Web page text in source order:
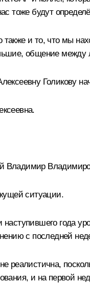
тоже будут
и то, что мы
общение между
Голикову
Владимир
ситуации.
наступившего года
с последней
реалистична,
и на первой